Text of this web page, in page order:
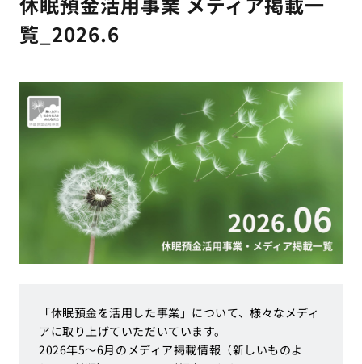
覧_2026.6
「休眠預金を活用した事業」について、様々なメディ
アに取り上げていただいています。
2026年5～6月のメディア掲載情報（新しいものよ